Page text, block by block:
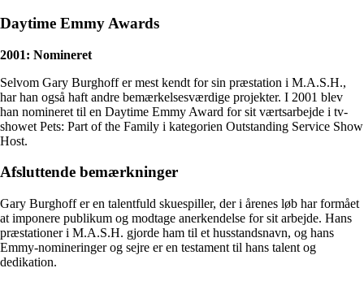
Daytime Emmy Awards
2001: Nomineret
Selvom Gary Burghoff er mest kendt for sin præstation i M.A.S.H.,
har han også haft andre bemærkelsesværdige projekter. I 2001 blev
han nomineret til en Daytime Emmy Award for sit værtsarbejde i tv-
showet Pets: Part of the Family i kategorien Outstanding Service Show
Host.
Afsluttende bemærkninger
Gary Burghoff er en talentfuld skuespiller, der i årenes løb har formået
at imponere publikum og modtage anerkendelse for sit arbejde. Hans
præstationer i M.A.S.H. gjorde ham til et husstandsnavn, og hans
Emmy-nomineringer og sejre er en testament til hans talent og
dedikation.